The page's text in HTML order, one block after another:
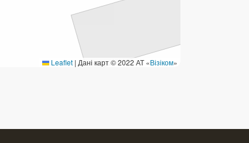
Leaflet | Дані карт © 2022 АТ «Візіком»